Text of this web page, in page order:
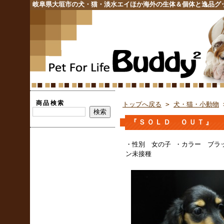
岐阜県大垣市の犬・猫・淡水エイほか海外の生体＆個体と逸品グ
商品検索 トップへ戻る > 犬・猫・小動物
『ＳＯＬＤ ＯＵＴ』
・性別 女の子 ・カラー ブラ
ン未接種